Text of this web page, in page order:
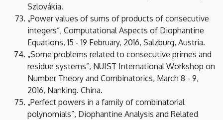
Szlovákia.
„Power values of sums of products of consecutive
integers”, Computational Aspects of Diophantine
Equations, 15 - 19 February, 2016, Salzburg, Austria.
„Some problems related to consecutive primes and
residue systems”, NUIST International Workshop on
Number Theory and Combinatorics, March 8 - 9,
2016, Nanking. China.
„Perfect powers in a family of combinatorial
polynomials”, Diophantine Analysis and Related